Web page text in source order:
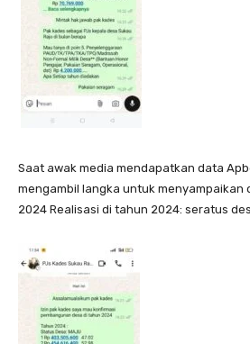
Saat awak media mendapatkan data
mengambil langka untuk menyampaikan
2024 Realisasi di tahun 2024: seratus